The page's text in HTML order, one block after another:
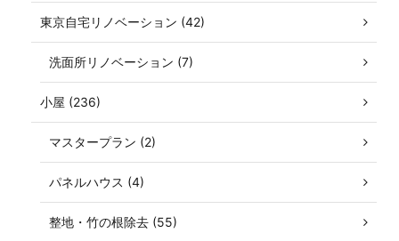
東京自宅リノベーション (42)
洗面所リノベーション (7)
小屋 (236)
マスタープラン (2)
パネルハウス (4)
整地・竹の根除去 (55)